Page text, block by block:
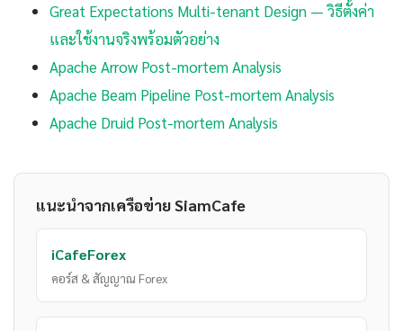
Great Expectations Multi-tenant Design — วิธีตั้งค่า
และใช้งานจริงพร้อมตัวอย่าง
Apache Arrow Post-mortem Analysis
Apache Beam Pipeline Post-mortem Analysis
Apache Druid Post-mortem Analysis
แนะนำจากเครือข่าย SiamCafe
iCafeForex
คอร์ส & สัญญาณ Forex